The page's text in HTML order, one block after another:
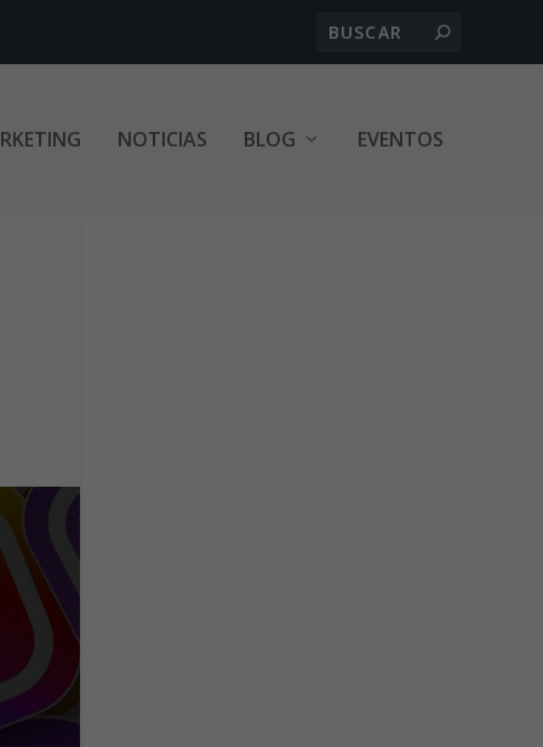
NOTICIAS BLOG EVENTOS